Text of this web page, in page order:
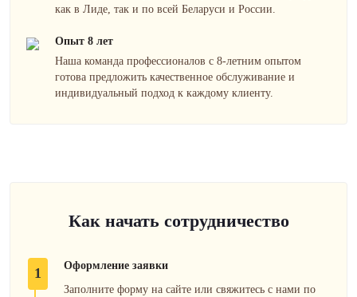
как в Лиде, так и по всей Беларуси и России.
Опыт 8 лет
Наша команда профессионалов с 8-летним опытом
готова предложить качественное обслуживание и
индивидуальный подход к каждому клиенту.
Как начать сотрудничество
1
Оформление заявки
Заполните форму на сайте или свяжитесь с нами по